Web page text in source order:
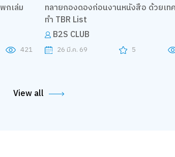
421
ทลายกองดองก่อนงานหนังสือ ด้วยเท
ทำ TBR List
B2S CLUB
26 มี.ค. 69 5
View all